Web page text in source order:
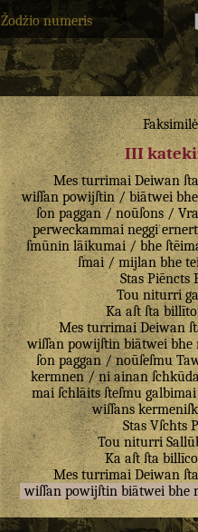
Žodžio numeris
III
Mes turrimai Deiwan
wiſſan powijſtin/biātwei bhe
ſon paggan/noūſons/
perweckammai neggi
ſmūnin lāikumai/bhe
ſmai/mijlan bhe
Stas Piēncts
Tou niturri
Ka aſt ſta
Mes turrimai Deiwan
wiſſan powijſtin biātwei bhe
ſon paggan/noūſeſmu
kermnen/ni ainan
mai ſchlāits ſteſmu galbimai
wiſſans
Stas Vſchts
Tou niturri
Ka aſt ſta
Mes turrimai Deiwan
wiſſan powijſtin biātwei bhe